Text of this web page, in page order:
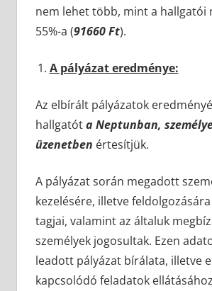
nem lehet több, mint a hallgatói
55%-a (91660 Ft).
A pályázat eredménye:
Az elbírált pályázatok
hallgatóta Neptunban,
üzenetben értesítjük.
A pályázat során megadott
kezelésére, illetve feldolgozására
tagjai, valamint az általuk
személyek jogosultak. Ezen
leadott pályázat bírálata, illetve
kapcsolódó feladatok